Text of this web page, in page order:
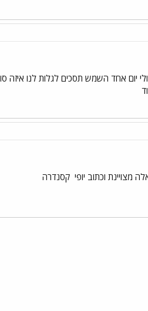
יום אחד השמש תסכים לגלות לנו איזה
וכתוב יופי קסנדרה